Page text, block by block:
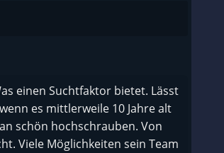
einen Suchtfaktor bietet. Lässt
es mittlerweile 10 Jahre alt
schön hochschrauben. Von
Viele Möglichkeiten sein Team